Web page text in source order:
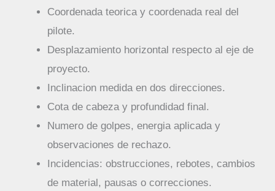
Coordenada teorica y coordenada real del
pilote.
Desplazamiento horizontal respecto al eje de
proyecto.
Inclinacion medida en dos direcciones.
Cota de cabeza y profundidad final.
Numero de golpes, energia aplicada y
observaciones de rechazo.
Incidencias: obstrucciones, rebotes, cambios
de material, pausas o correcciones.